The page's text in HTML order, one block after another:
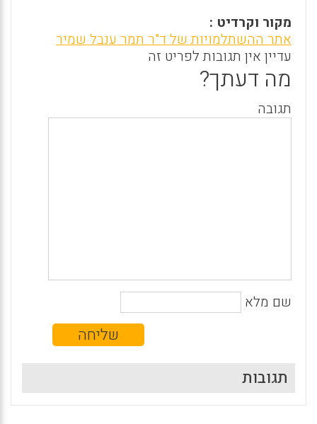
מקור וקרדיט :
אתר ההשתלמויות של ד"ר תמר ענבל שמיר‏
עדיין אין תגובות לפריט זה
מה דעתך?
תגובה
שם מלא
תגובות